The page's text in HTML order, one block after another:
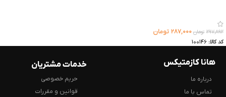
۲۹۷,۸۹۲ تومان ۲۸۷,۰۰۰ تومان
کد کالا: 100146
هانا کازمتیکس
درباره ما
تماس با ما
خدمات مشتریان
حریم خصوصی
قوانین و مقررات